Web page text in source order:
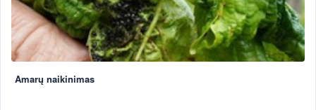
Amarų naikinimas